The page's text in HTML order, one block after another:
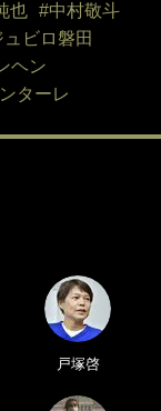
也
#中村敬斗
ュビロ磐田
ヘン
ターレ
戸塚啓